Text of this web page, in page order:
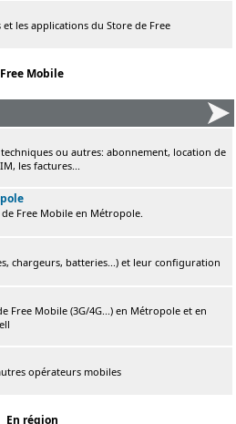
les applications du Store de Free
Free Mobile
ou autres: abonnement, location de
les factures...
Free Mobile en Métropole.
chargeurs, batteries...) et leur configuration
Free Mobile (3G/4G...) en Métropole et en
opérateurs mobiles
En région